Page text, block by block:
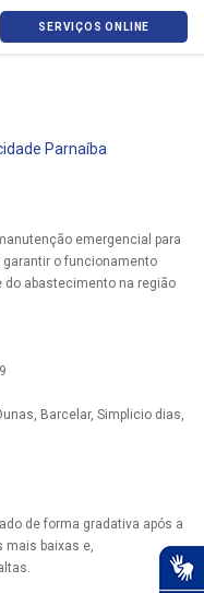
SERVIÇOS ONLINE
Parnaíba
emergencial para
garantir o funcionamento
abastecimento na região
Barcelar, Simplicio dias,
de forma gradativa após a
mais baixas e,